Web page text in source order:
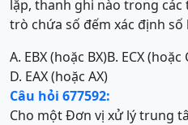
lặp, thanh ghi nào trong
trò chứa số đếm xác định
A. EBX (hoặc BX)B. ECX (hoặc
D. EAX (hoặc AX)
Câu hỏi 677592:
Cho một Đơn vị xử lý trung